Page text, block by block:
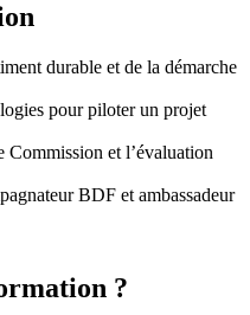
durable et de la démarche
pour piloter un projet
Commission et l’évaluation
BDF et ambassadeur
?